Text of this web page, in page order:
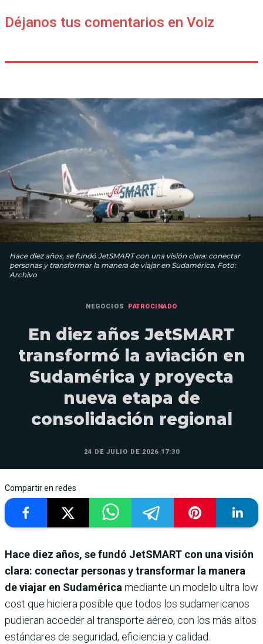
Déjanos tus comentarios en Voiz
Hace diez años, se fundó JetSMART con una visión clara: conectar
personas y transformar la manera de viajar en Sudamérica. Foto:
Archivo
NEGOCIOS PATROCINADO
En diez años JetSMART
transformó la aviación en
Sudamérica y proyecta
nueva etapa de
consolidación regional
24 DE JULIO DE 2026 17:30
Compartir en redes
Hace diez años, se fundó JetSMART con una visión
clara: conectar personas y transformar la manera
de viajar en Sudamérica mediante un modelo ultra low
cost que hiciera posible que todos los sudamericanos
pudieran acceder al transporte aéreo, con los más altos
estándares de seguridad, eficiencia y calidad.